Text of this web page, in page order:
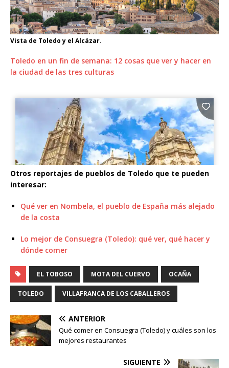
Vista de Toledo y el Alcázar.
Toledo en un fin de semana: 12 cosas que ver y hacer en
la ciudad de las tres culturas
Otros reportajes de pueblos de Toledo que te pueden
interesar:
Qué ver en Nombela, el pueblo de España más alejado
de la costa
Lo mejor de Consuegra (Toledo): qué ver, qué hacer y
dónde comer
EL TOBOSO MOTA DEL CUERVO OCAÑA
TOLEDO VILLAFRANCA DE LOS CABALLEROS
ANTERIOR
Qué comer en Consuegra (Toledo) y cuáles son los
mejores restaurantes
SIGUIENTE